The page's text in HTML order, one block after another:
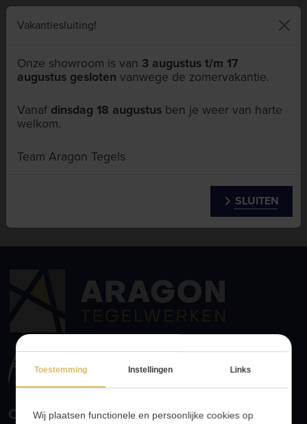
Algemene voorwaarden
Contact
Toestemming Instellingen Links
Wij plaatsen functionele en persoonlijke cookies op
Vakantiesluiting!
Onze showroom is van 3 augustus t/m 17
augustus gesloten vanwege de zomervakantie.
Vanaf dinsdag 18 augustus ben je weer van harte
welkom.
Team Aragon Tegels
SLUITEN